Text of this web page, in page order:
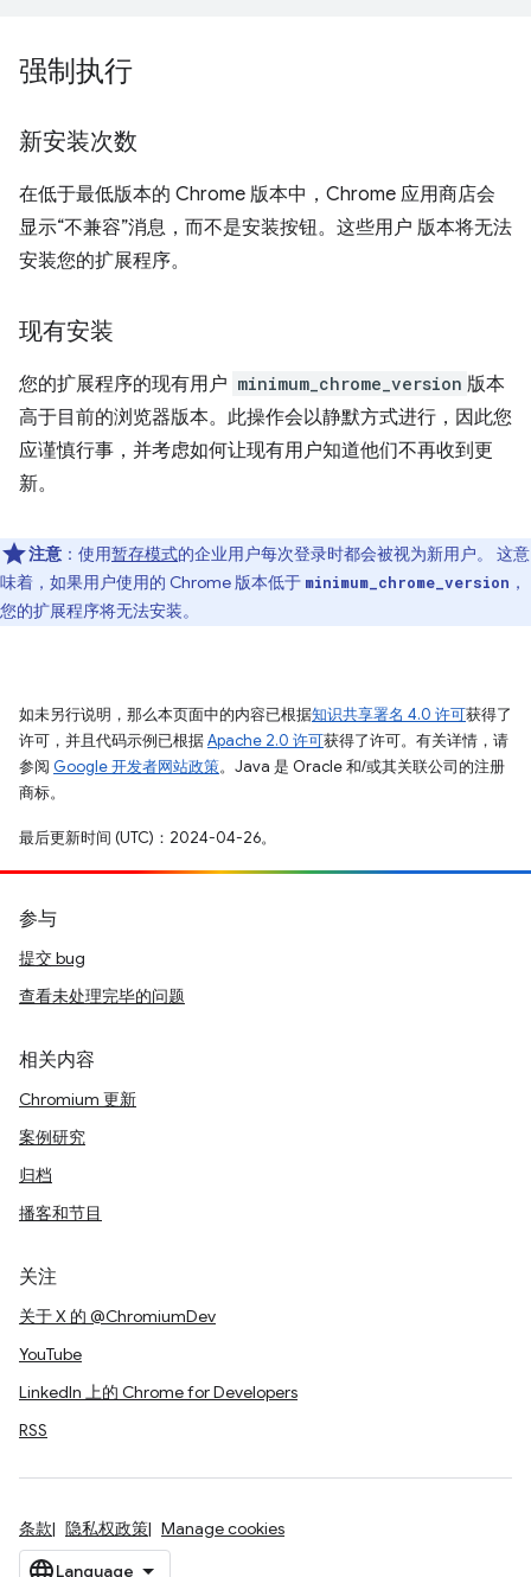
强制执行
新安装次数
在低于最低版本的 Chrome 版本中，Chrome 应用商店会
显示“不兼容”消息，而不是安装按钮。这些用户 版本将无法
安装您的扩展程序。
现有安装
您的扩展程序的现有用户 minimum_chrome_version 版本
高于目前的浏览器版本。此操作会以静默方式进行，因此您
应谨慎行事，并考虑如何让现有用户知道他们不再收到更
新。
注意 ：使用暂存模式的企业用户每次登录时都会被视为新用户。 这意
味着，如果用户使用的 Chrome 版本低于 minimum_chrome_version ，
您的扩展程序将无法安装。
如未另行说明，那么本页面中的内容已根据知识共享署名 4.0 许可获得了
许可，并且代码示例已根据Apache 2.0 许可获得了许可。有关详情，请
参阅 Google 开发者网站政策。Java 是 Oracle 和/或其关联公司的注册
商标。
最后更新时间 (UTC)：2024-04-26。
参与
提交 bug
查看未处理完毕的问题
相关内容
Chromium 更新
案例研究
归档
播客和节目
关注
关于 X 的 @ChromiumDev
YouTube
LinkedIn 上的 Chrome for Developers
RSS
条款 隐私权政策 Manage cookies